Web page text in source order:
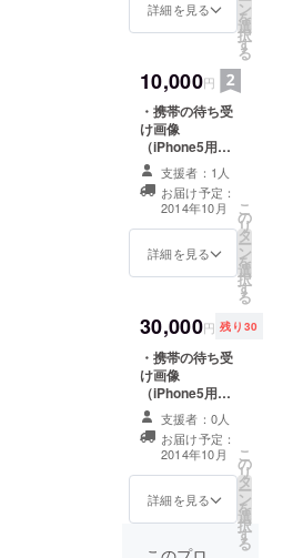
テッカーを1枚お
collection」オリ
ジナル缶バッジ2
個セットをお送
りいたします。
・オリジナル
トートバッグを
お送りいたしま
す。
詳細を見る ン
を
選
択
す
る
10,000円
・携帯の待ち受
け画像
（iPhone5用）5
点セットをお送
りいたします。
・「hobo
collection」オリ
ジナルミニス
テッカーを1枚お
カード8枚セット
をお送りいたし
ます。 ・フォト
マグネット5枚
セットをお送り
いたします。 ・
「hobo
collection」オリ
ジナル缶バッジ2
個セットをお送
・オリジナル
クッション
支援者：1人
お届け予定：
2014年10月
詳細を見る
こ
の
リ
タ
ー
ン
を
選
択
す
る
30,000円 残り30
・携帯の待ち受
け画像
（iPhone5用）5
点セットをお送
りいたします。
・「hobo
collection」オリ
ジナルミニス
テッカーを1枚お
カード8枚セット
支援者：0人
お届け予定：
2014年10月
詳細を見る
こ
の
リ
タ
ー
ン
を
選
択
す
る